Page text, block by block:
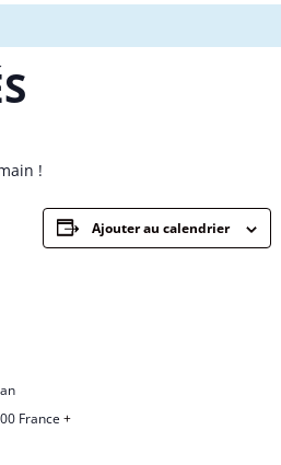
!
Ajouter au calendrier
France +